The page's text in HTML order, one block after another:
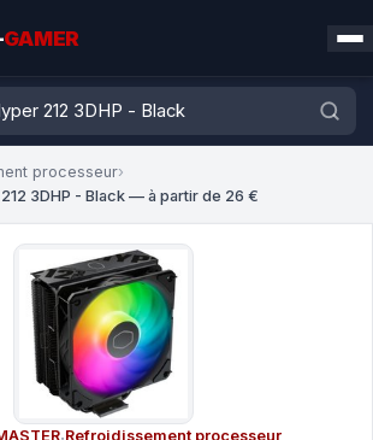
GAMER
processeur›
3DHP - Black — à partir de 26 €
Refroidissement processeur